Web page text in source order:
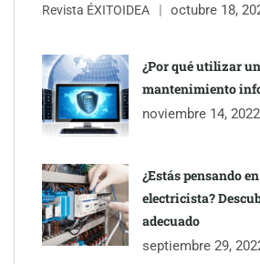
Revista ÉXITOIDEA octubre 18,
¿Por qué utilizar
mantenimiento
noviembre 14, 2022
¿Estás pensando
electricista?
adecuado
septiembre 29,